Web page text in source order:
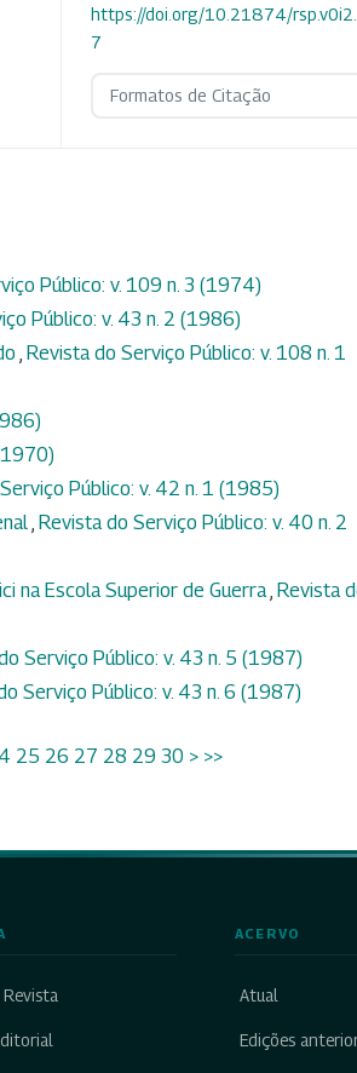
https://doi.org/10.21874/
7
Formatos de Citação
Público: v. 109 n. 3 (1974)
Público: v. 43 n. 2 (1986)
, Revista do Serviço Público: v. 108 n. 1
Público: v. 42 n. 1 (1985)
, Revista do Serviço Público: v. 40 n. 2
na Escola Superior de Guerra, Revista
Serviço Público: v. 43 n. 5 (1987)
Serviço Público: v. 43 n. 6 (1987)
25 26 27 28 29 30 > >>
ACERVO
Atual
Edições